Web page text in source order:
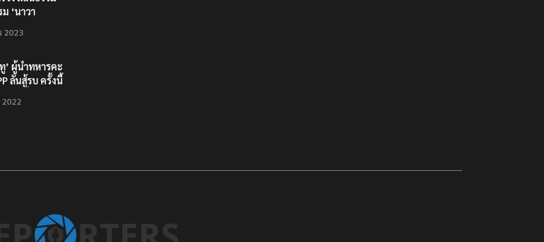
‘นาวา
งน้ำ
2023
’ ผู้นำทหารคะ
ลั่นสู้รบ ครั้งนี้
องชนะ
2022